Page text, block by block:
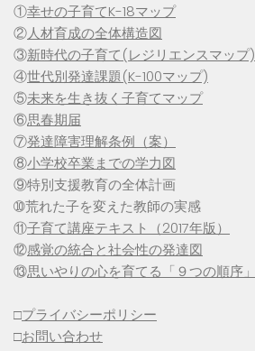
①幸せの子育てK-18マップ
②人材育成の全体構造図
③新時代の子育て(レジリエンスマップ)
④世代別発達課題(K-100マップ)
⑤未来を生き抜く子育てマップ
⑥思春期届
⑦発達障害理解条例（案）
⑧小学校卒業までの学力図
⑨特別支援教育の全体計画
➉荒れた子を変えた教師の実感
⑪子育て講座テキスト（2017年版）
⑫感覚の統合と社会性の発達図
⑬思いやりの心を育てる「９つの順序」
□プライバシーポリシー
□お問い合わせ